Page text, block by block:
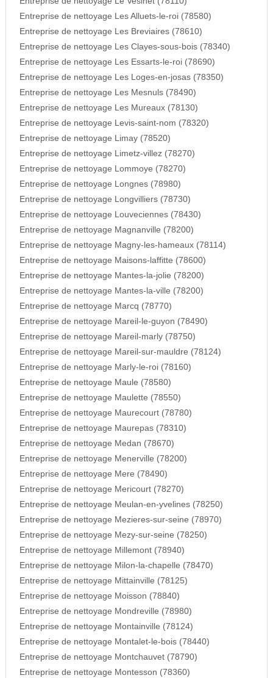
Entreprise de nettoyage Les Alluets-le-roi (78580)
Entreprise de nettoyage Les Breviaires (78610)
Entreprise de nettoyage Les Clayes-sous-bois (78340)
Entreprise de nettoyage Les Essarts-le-roi (78690)
Entreprise de nettoyage Les Loges-en-josas (78350)
Entreprise de nettoyage Les Mesnuls (78490)
Entreprise de nettoyage Les Mureaux (78130)
Entreprise de nettoyage Levis-saint-nom (78320)
Entreprise de nettoyage Limay (78520)
Entreprise de nettoyage Limetz-villez (78270)
Entreprise de nettoyage Lommoye (78270)
Entreprise de nettoyage Longnes (78980)
Entreprise de nettoyage Longvilliers (78730)
Entreprise de nettoyage Louveciennes (78430)
Entreprise de nettoyage Magnanville (78200)
Entreprise de nettoyage Magny-les-hameaux (78114)
Entreprise de nettoyage Maisons-laffitte (78600)
Entreprise de nettoyage Mantes-la-jolie (78200)
Entreprise de nettoyage Mantes-la-ville (78200)
Entreprise de nettoyage Marcq (78770)
Entreprise de nettoyage Mareil-le-guyon (78490)
Entreprise de nettoyage Mareil-marly (78750)
Entreprise de nettoyage Mareil-sur-mauldre (78124)
Entreprise de nettoyage Marly-le-roi (78160)
Entreprise de nettoyage Maule (78580)
Entreprise de nettoyage Maulette (78550)
Entreprise de nettoyage Maurecourt (78780)
Entreprise de nettoyage Maurepas (78310)
Entreprise de nettoyage Medan (78670)
Entreprise de nettoyage Menerville (78200)
Entreprise de nettoyage Mere (78490)
Entreprise de nettoyage Mericourt (78270)
Entreprise de nettoyage Meulan-en-yvelines (78250)
Entreprise de nettoyage Mezieres-sur-seine (78970)
Entreprise de nettoyage Mezy-sur-seine (78250)
Entreprise de nettoyage Millemont (78940)
Entreprise de nettoyage Milon-la-chapelle (78470)
Entreprise de nettoyage Mittainville (78125)
Entreprise de nettoyage Moisson (78840)
Entreprise de nettoyage Mondreville (78980)
Entreprise de nettoyage Montainville (78124)
Entreprise de nettoyage Montalet-le-bois (78440)
Entreprise de nettoyage Montchauvet (78790)
Entreprise de nettoyage Montesson (78360)